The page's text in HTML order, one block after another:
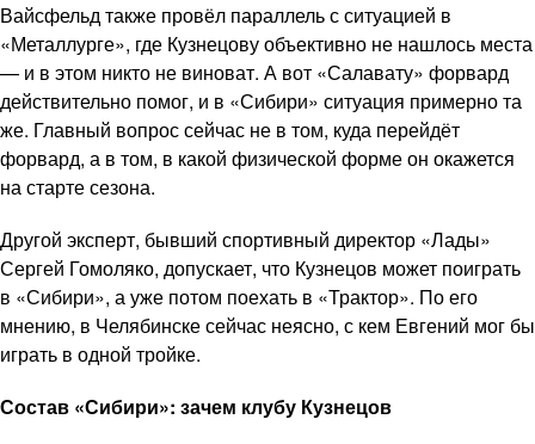
Вайсфельд также провёл параллель с ситуацией в
«Металлурге», где Кузнецову объективно не нашлось места
— и в этом никто не виноват. А вот «Салавату» форвард
действительно помог, и в «Сибири» ситуация примерно та
же. Главный вопрос сейчас не в том, куда перейдёт
форвард, а в том, в какой физической форме он окажется
на старте сезона.
Другой эксперт, бывший спортивный директор «Лады»
Сергей Гомоляко, допускает, что Кузнецов может поиграть
в «Сибири», а уже потом поехать в «Трактор». По его
мнению, в Челябинске сейчас неясно, с кем Евгений мог бы
играть в одной тройке.
Состав «Сибири»: зачем клубу Кузнецов